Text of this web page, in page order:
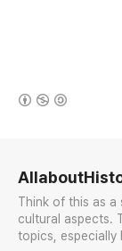
Think of this as
cultural aspects.
topics, especially